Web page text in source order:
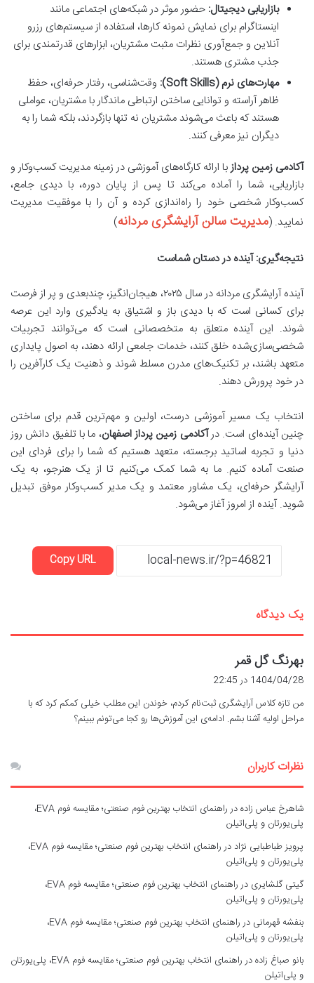
بازاریابی دیجیتال: حضور موثر در شبکه‌های اجتماعی مانند
اینستاگرام برای نمایش نمونه کارها، استفاده از سیستم‌های رزرو
آنلاین و جمع‌آوری نظرات مثبت مشتریان، ابزارهای قدرتمندی برای
جذب مشتری هستند.
مهارت‌های نرم (Soft Skills):
وقت‌شناسی، رفتار حرفه‌ای، حفظ
ظاهر آراسته و توانایی ساختن ارتباطی ماندگار با مشتریان، عواملی
هستند که باعث می‌شوند مشتریان نه تنها بازگردند، بلکه شما را به
دیگران نیز معرفی کنند.
آکادمی زمین پردازبا ارائه کارگاه‌های آموزشی در زمینه مدیریت کسب‌وکار و
بازاریابی، شما را آماده می‌کند تا پس از پایان دوره، با دیدی جامع،
کسب‌وکار شخصی خود را راه‌اندازی کرده و آن را با موفقیت مدیریت
نمایید. (مدیریت سالن آرایشگری مردانه)
نتیجه‌گیری: آینده در دستان شماست
آینده آرایشگری مردانه در سال ۲۰۲۵، هیجان‌انگیز، چندبعدی و پر از فرصت
برای کسانی است که با دیدی باز و اشتیاق به یادگیری وارد این عرصه
شوند. این آینده متعلق به متخصصانی است که می‌توانند تجربیات
شخصی‌سازی‌شده خلق کنند، خدمات جامعی ارائه دهند، به اصول پایداری
متعهد باشند، بر تکنیک‌های مدرن مسلط شوند و ذهنیت یک کارآفرین را
در خود پرورش دهند.
انتخاب یک مسیر آموزشی درست، اولین و مهم‌ترین قدم برای ساختن
چنین آینده‌ای است. درآکادمی زمین پرداز اصفهان، ما با تلفیق دانش روز
دنیا و تجربه اساتید برجسته، متعهد هستیم که شما را برای فردای این
صنعت آماده کنیم. ما به شما کمک می‌کنیم تا از یک هنرجو، به یک
آرایشگر حرفه‌ای، یک مشاور معتمد و یک مدیر کسب‌وکار موفق تبدیل
شوید. آینده از امروز آغاز می‌شود.
Copy URL
یک دیدگاه
بهرنگ گل قمر
ف
:
1404/04/28 در 22:45
من تازه کلاس آرایشگری ثبت‌نام کردم، خوندن این مطلب خیلی کمکم کرد که با
مراحل اولیه آشنا بشم. ادامه‌ی این آموزش‌ها رو کجا می‌تونم ببینم؟
نظرات کاربران
شاهرخ عباس زادهدر
راهنمای انتخاب بهترین فوم صنعتی؛ مقایسه فوم EVA،
پلی‌یورتان و پلی‌اتیلن
پرویز طباطبایی نژاد در
راهنمای انتخاب بهترین فوم صنعتی؛ مقایسه فوم EVA،
پلی‌یورتان و پلی‌اتیلن
گیتی گلشایری در
راهنمای انتخاب بهترین فوم صنعتی؛ مقایسه فوم EVA،
پلی‌یورتان و پلی‌اتیلن
بنفشه قهرمانی در
راهنمای انتخاب بهترین فوم صنعتی؛ مقایسه فوم EVA،
پلی‌یورتان و پلی‌اتیلن
بانو صباغ زادهدر
راهنمای انتخاب بهترین فوم صنعتی؛ مقایسه فوم EVA، پلی‌یورتان
و پلی‌اتیلن